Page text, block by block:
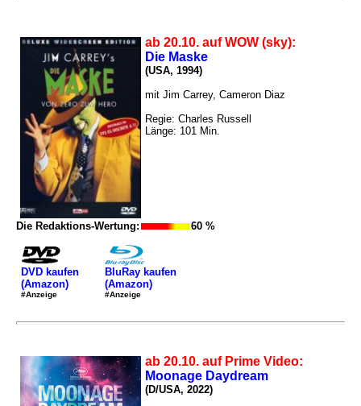
ab 20.10. auf WOW (sky):
Die Maske
(USA, 1994)
mit Jim Carrey, Cameron Diaz
Regie: Charles Russell
Länge: 101 Min.
Die Redaktions-Wertung: 60 %
DVD kaufen
(Amazon)
#Anzeige
BluRay kaufen
(Amazon)
#Anzeige
ab 20.10. auf Prime Video:
Moonage Daydream
(D/USA, 2022)